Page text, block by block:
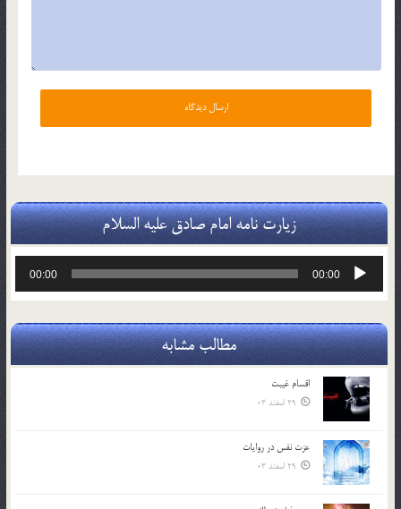
زیارت نامه امام صادق علیه السلام
پخش‌کننده
00:00
00:00
مطالب مشابه
اقسام غيبت
29 اسفند 03
عزت نفس در روايات
29 اسفند 03